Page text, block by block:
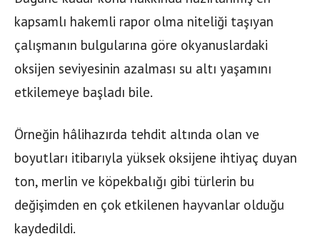
kapsamlı hakemli rapor olma niteliği taşıyan
çalışmanın bulgularına göre okyanuslardaki
oksijen seviyesinin azalması su altı yaşamını
etkilemeye başladı bile.
Örneğin hâlihazırda tehdit altında olan ve
boyutları itibarıyla yüksek oksijene ihtiyaç duyan
ton, merlin ve köpekbalığı gibi türlerin bu
değişimden en çok etkilenen hayvanlar olduğu
kaydedildi.